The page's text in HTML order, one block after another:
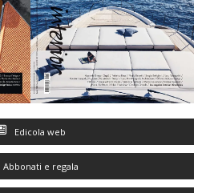
Edicola web
Abbonati e regala